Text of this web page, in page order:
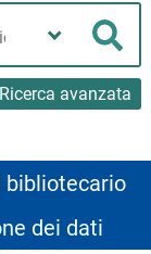
Ricerca avanzata
bibliotecario
dei dati